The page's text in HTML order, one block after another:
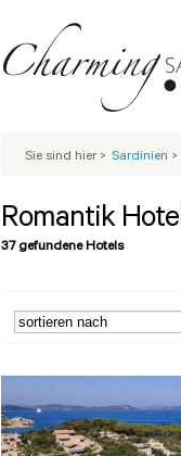
Sie sind hier > Sardinien >
Romantik
37 gefundene Hotels